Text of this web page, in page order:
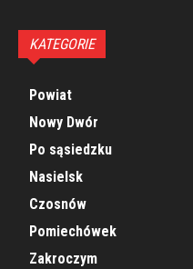
KATEGORIE
Powiat
Nowy Dwór
Po sąsiedzku
Nasielsk
Czosnów
Pomiechówek
Zakroczym